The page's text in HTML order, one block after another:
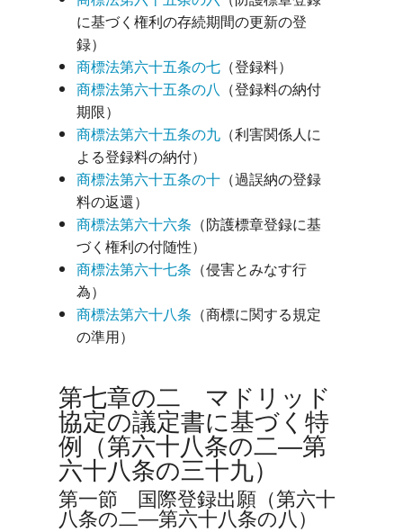
に基づく権利の存続期間の更新の登
録）
商標法第六十五条の七 （登録料）
商標法第六十五条の八 （登録料の納付
期限）
商標法第六十五条の九 （利害関係人に
よる登録料の納付）
商標法第六十五条の十 （過誤納の登録
料の返還）
商標法第六十六条 （防護標章登録に基
づく権利の付随性）
商標法第六十七条 （侵害とみなす行
為）
商標法第六十八条 （商標に関する規定
の準用）
第七章の二 マドリッド
協定の議定書に基づく特
例（第六十八条の二―第
六十八条の三十九）
第一節 国際登録出願（第六十
八条の二―第六十八条の八）